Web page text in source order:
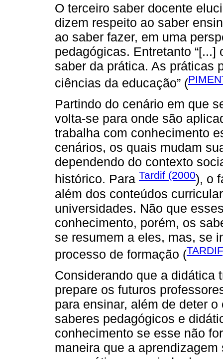
O terceiro saber docente
dizem respeito ao saber
ao saber fazer, em uma
pedagógicas. Entretanto
saber da prática. As práticas
ciências da educação” (
Partindo do cenário em que
volta-se para onde são
trabalha com conhecimento
cenários, os quais mudam
dependendo do contexto
histórico. Para Tardif (2000), o
além dos conteúdos
universidades. Não que
conhecimento, porém, os
se resumem a eles, mas, se
processo de formação (
Considerando que a didática
prepare os futuros
para ensinar, além de deter
saberes pedagógicos e
conhecimento se esse não
maneira que a